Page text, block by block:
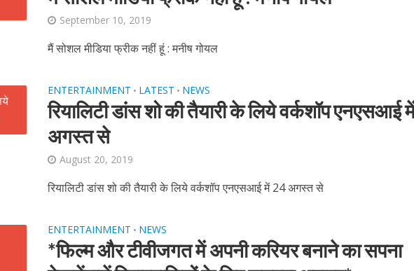
पवन सिंह का बॉलीवुड में महाधमाका, ‘सिर्फ आपके’ की शूटिंग लखनऊ और भोपाल में हुई पूरी”
September 10, 2019
मैं सोशल मीडिया फ्रीक नहीं हूं : मनीष गोयल
ENTERTAINMENT • LATEST • NEWS
रियालिटी डांस शो की तैयारी के लिये वर्कशॉप एनएसआई
अगस्त से
August 20, 2019
रियालिटी डांस शो की तैयारी के लिये वर्कशॉप एनएसआई में 24 अगस्त से
ENTERTAINMENT • NEWS
*फिल्म और टीवीजगत में अपनी करियर बनाने का सपना